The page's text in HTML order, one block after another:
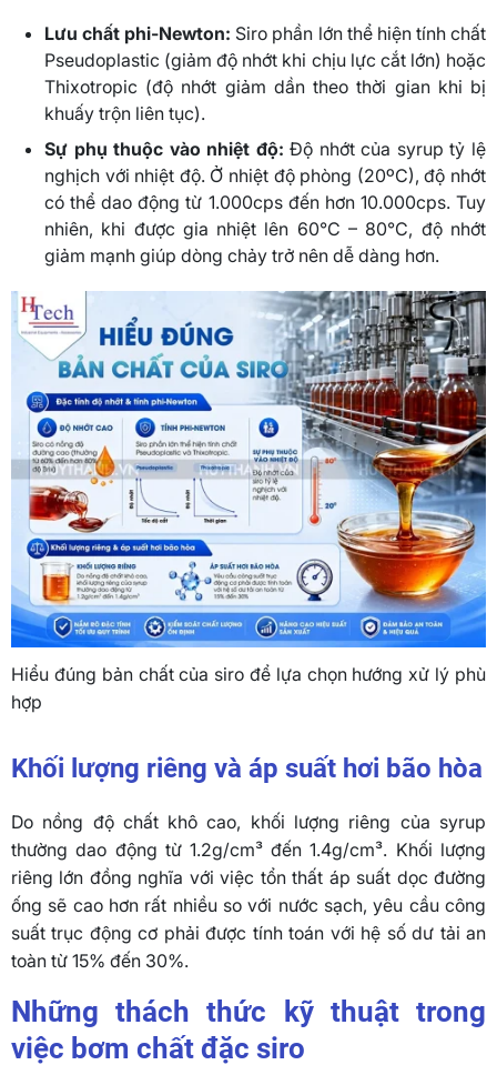
Lưu chất phi-Newton: Siro phần lớn thể hiện tính chất
Pseudoplastic (giảm độ nhớt khi chịu lực cắt lớn) hoặc
Thixotropic (độ nhớt giảm dần theo thời gian khi bị
khuấy trộn liên tục).
Sự phụ thuộc vào nhiệt độ: Độ nhớt của syrup tỷ lệ
nghịch với nhiệt độ. Ở nhiệt độ phòng (20ºC), độ nhớt
có thể dao động từ 1.000cps đến hơn 10.000cps. Tuy
nhiên, khi được gia nhiệt lên 60°C – 80°C, độ nhớt
giảm mạnh giúp dòng chảy trở nên dễ dàng hơn.
Hiểu đúng bản chất của siro để lựa chọn hướng xử lý phù
hợp
Khối lượng riêng và áp suất hơi bão hòa
Do nồng độ chất khô cao, khối lượng riêng của syrup
thường dao động từ 1.2g/cm³ đến 1.4g/cm³. Khối lượng
riêng lớn đồng nghĩa với việc tổn thất áp suất dọc đường
ống sẽ cao hơn rất nhiều so với nước sạch, yêu cầu công
suất trục động cơ phải được tính toán với hệ số dư tải an
toàn từ 15% đến 30%.
Những thách thức kỹ thuật trong
việc bơm chất đặc siro